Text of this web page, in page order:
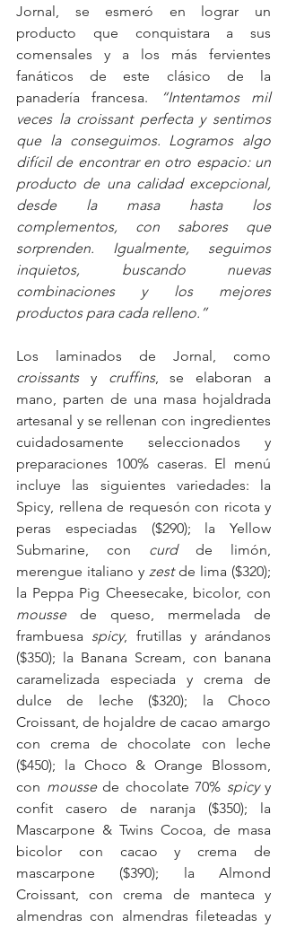
Jornal, se esmeró en lograr un
producto que conquistara a sus
comensales y a los más fervientes
fanáticos de este clásico de la
panadería francesa.
“Intentamos mil
veces la croissant perfecta y sentimos
que la conseguimos. Logramos algo
difícil de encontrar en otro espacio: un
producto de una calidad excepcional,
desde la masa hasta los
complementos, con sabores que
sorprenden. Igualmente, seguimos
inquietos, buscando nuevas
combinaciones y los mejores
productos para cada relleno.”
croissants y cruffins, se elaboran a
mano, parten de una masa hojaldrada
artesanal y se rellenan con ingredientes
cuidadosamente seleccionados y
preparaciones 100% caseras. El menú
incluye las siguientes variedades: la
Spicy, rellena de requesón con ricota y
peras especiadas ($290); la Yellow
Submarine, con curd de limón,
merengue italiano y zest de lima ($320);
mousse de queso, mermelada de
frambuesa spicy, frutillas y arándanos
($350); la Banana Scream, con banana
caramelizada especiada y crema de
dulce de leche ($320); la Choco
Croissant, de hojaldre de cacao amargo
con crema de chocolate con leche
($450); la Choco & Orange Blossom,
con mousse de chocolate 70% spicy y
confit casero de naranja ($350); la
Mascarpone & Twins Cocoa, de masa
bicolor con cacao y crema de
mascarpone ($390); la Almond
Croissant, con crema de manteca y